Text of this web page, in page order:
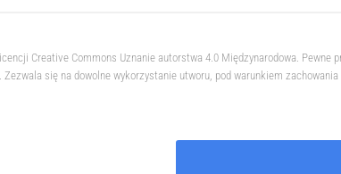
Creative Commons Uznanie autorstwa 4.0 Międzynarodowa. Pewne
się na dowolne wykorzystanie utworu, pod warunkiem